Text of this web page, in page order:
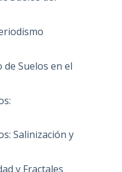
Suelos en el
Salinización y
y Fractales